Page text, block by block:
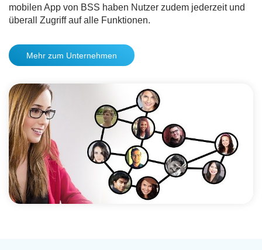
mobilen App von BSS haben Nutzer zudem jederzeit und
überall Zugriff auf alle Funktionen.
Mehr zum Unternehmen